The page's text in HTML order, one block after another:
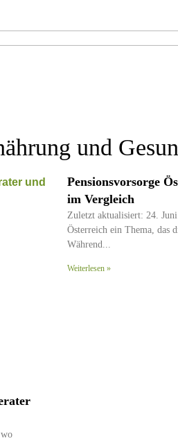
und
Pensionsvorsorge
im Vergleich
Zuletzt aktualisiert: 24.
Österreich ein Thema, das
Während
Weiterlesen »